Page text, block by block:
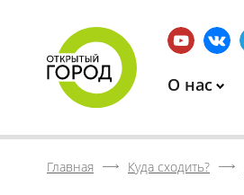
О нас
Главная Куда сходить?